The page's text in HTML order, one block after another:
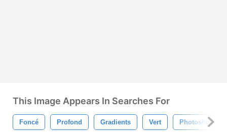
This Image Appears In Searches For
Foncé Profond Gradients Vert Photoshop